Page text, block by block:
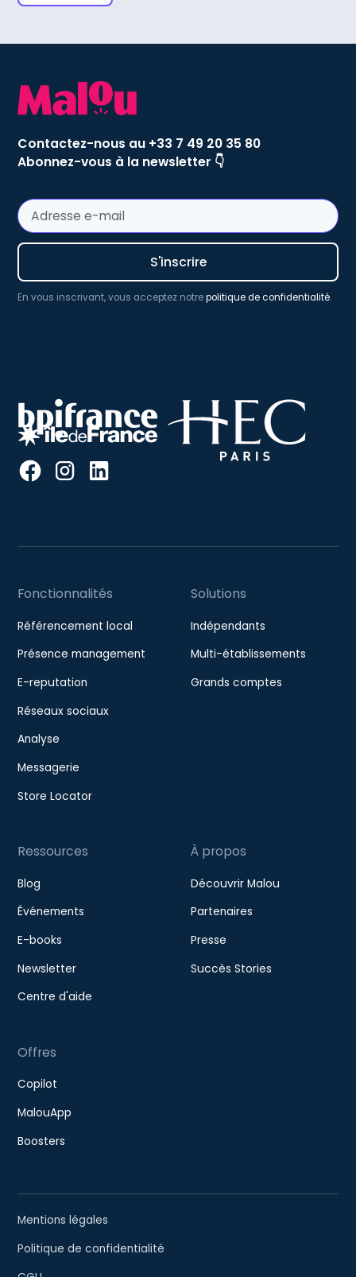
Contactez-nous au +33 7 49 20 35 80
Abonnez-vous à la newsletter 👇
En vous inscrivant, vous acceptez notrepolitique de confidentialité.
Fonctionnalités
Référencement local
Présence management
E-reputation
Réseaux sociaux
Analyse
Messagerie
Store Locator
Solutions
Indépendants
Multi-établissements
Grands comptes
Ressources
Blog
Événements
E-books
Newsletter
Centre d'aide
À propos
Découvrir Malou
Partenaires
Presse
Succès Stories
Offres
Copilot
MalouApp
Boosters
Mentions légales
Politique de confidentialité